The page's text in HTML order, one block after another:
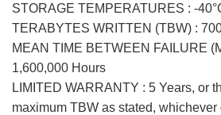
STORAGE TEMPERATURES : -
TERABYTES WRITTEN (TBW) :
MEAN TIME BETWEEN FAILURE
1,600,000 Hours
LIMITED WARRANTY : 5 Years, or
maximum TBW as stated, whichever